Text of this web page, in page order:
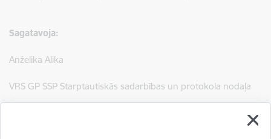
Sagatavoja:
Anželika Alika
VRS GP SSP Starptautiskās sadarbības un protokola nodaļa